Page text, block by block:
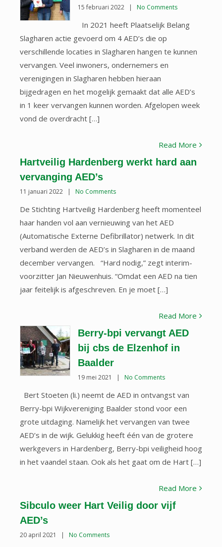
15 februari 2022 | No Comments
In 2021 heeft Plaatselijk Belang
Slagharen actie gevoerd om 4 AED’s die op
verschillende locaties in Slagharen hangen te kunnen
vervangen. Veel inwoners, ondernemers en
verenigingen in Slagharen hebben hieraan
bijgedragen en het mogelijk gemaakt dat alle AED’s
in 1 keer vervangen kunnen worden. Afgelopen week
vond de overdracht […]
Read More
Hartveilig Hardenberg werkt hard aan
vervanging AED’s
11 januari 2022 | No Comments
De Stichting Hartveilig Hardenberg heeft momenteel
haar handen vol aan vernieuwing van het AED
(Automatische Externe Defibrillator) netwerk. In dit
verband werden de AED’s in Slagharen in de maand
december vervangen. “Hard nodig,” zegt interim-
voorzitter Jan Nieuwenhuis. “Omdat een AED na tien
jaar feitelijk is afgeschreven. En je moet […]
Read More
Berry-bpi vervangt AED
bij cbs de Elzenhof in
Baalder
19 mei 2021 | No Comments
Bert Stoeten (li.) neemt de AED in ontvangst van
Berry-bpi Wijkvereniging Baalder stond voor een
grote uitdaging. Namelijk het vervangen van twee
AED’s in de wijk. Gelukkig heeft één van de grotere
werkgevers in Hardenberg, Berry-bpi veiligheid hoog
in het vaandel staan. Ook als het gaat om de Hart […]
Read More
Sibculo weer Hart Veilig door vijf
AED’s
20 april 2021 | No Comments